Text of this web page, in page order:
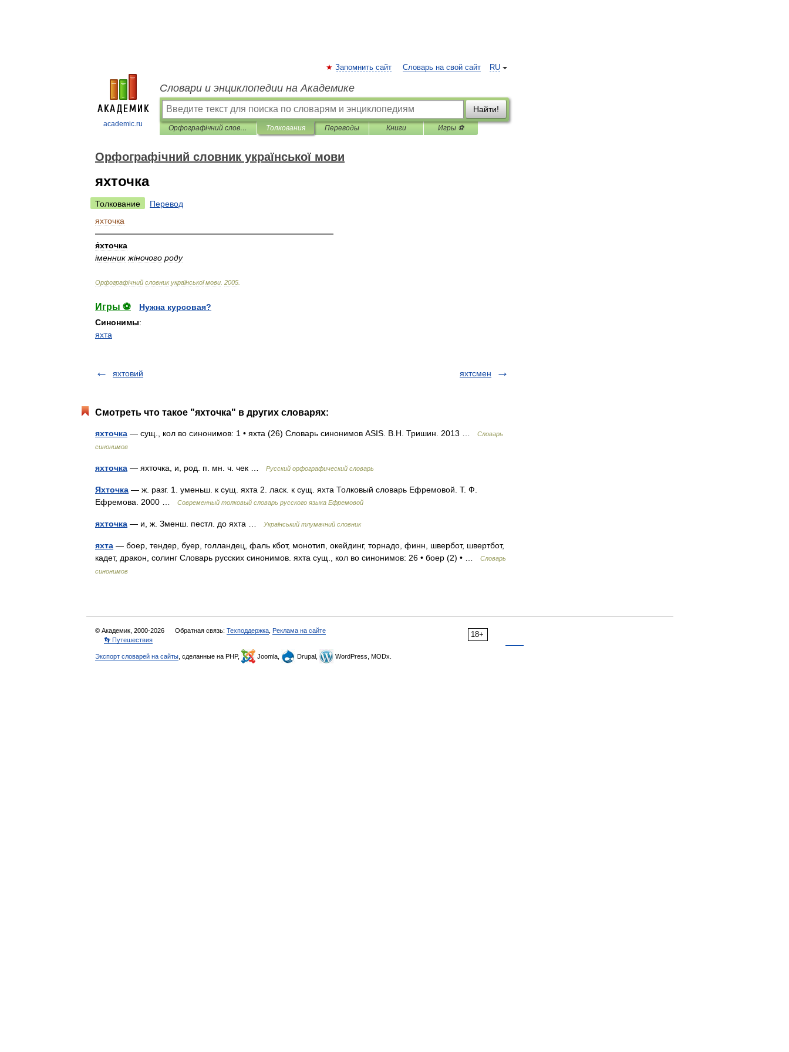
academic.ru
RU
Запомнить сайт Словарь на свой сайт
Словари и энциклопедии на Академике
Найти!
Орфографічний словник української мови Толкования Переводы Книги Игры ⚽
Орфографічний словник української мови
яхточка
Толкование
Перевод
яхточка
—————————————————————————————
я́хточка
іменник жіночого роду
Орфографічний словник української мови 2005
Игры ⚽
Нужна курсовая?
Синонимы:
яхта
яхтовий яхтсмен
Смотреть что такое "яхточка" в других словарях:
яхточка — сущ., кол во синонимов: 1 • яхта (26) Словарь синонимов ASIS. В.Н. Тришин. 2013 …
Словарь
синонимов
яхточка — яхточка, и, род. п. мн. ч. чек … Русский орфографический словарь
Яхточка — ж. разг. 1. уменьш. к сущ. яхта 2. ласк. к сущ. яхта Толковый словарь Ефремовой. Т. Ф.
Ефремова. 2000 …
Современный толковый словарь русского языка Ефремовой
яхточка — и, ж. Зменш. пестл. до яхта … Український тлумачний словник
яхта — боер, тендер, буер, голландец, фаль кбот, монотип, окейдинг, торнадо, финн, швербот, швертбот,
кадет, дракон, солинг Словарь русских синонимов. яхта сущ., кол во синонимов: 26 • боер (2) • …
Словарь
синонимов
18+
© Академик, 2000-2026 Обратная связь: Техподдержка Реклама на сайте
👣 Путешествия
Экспорт словарей на сайты , сделанные на PHP, Joomla, Drupal, WordPress, MODx.